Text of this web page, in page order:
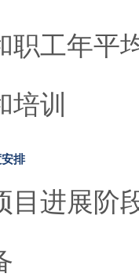
职工年平
培训
排
目进展阶